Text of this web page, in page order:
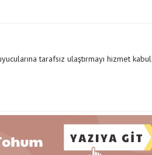
tarafsız ulaştırmayı hizmet kabul